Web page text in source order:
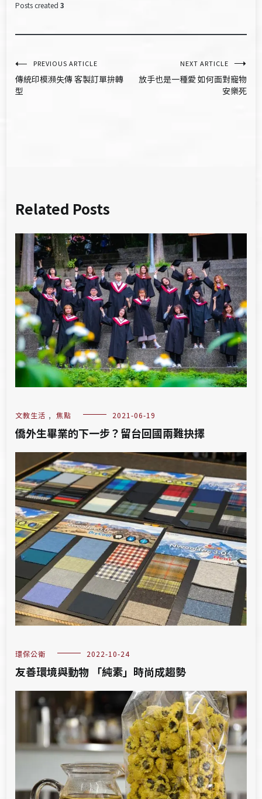
Posts created 3
文
章
PREVIOUS ARTICLE
傳統印模瀕失傳 客製訂單拚轉
型
NEXT ARTICLE
放手也是一種愛 如何面對寵物
安樂死
Related Posts
文教生活 , 焦點 2021-06-19
僑外生畢業的下一步？留台回國兩難抉擇
環保公衛 2022-10-24
友善環境與動物 「純素」時尚成趨勢